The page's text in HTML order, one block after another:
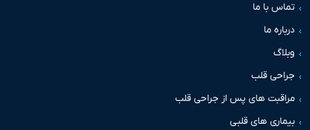
با ما
ما
قلب
های پس از جراحی قلب
های قلبی